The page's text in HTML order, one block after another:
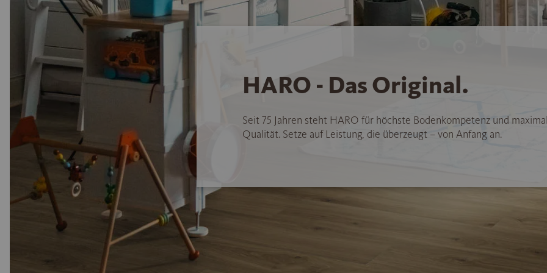
HARO - Das Original.
Seit 75 Jahren steht HARO für höchste Bodenkompetenz und
Qualität. Setze auf Leistung, die überzeugt – von Anfang an.